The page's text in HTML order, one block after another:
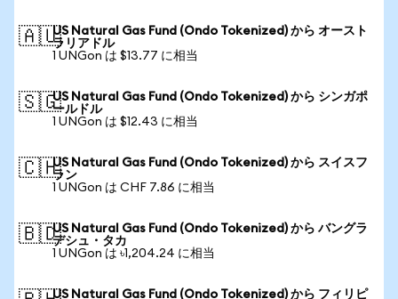
🇦🇺US Natural Gas Fund (Ondo Tokenized) から オースト
ラリアドル
1 UNGon は $13.77 に相当
🇸🇬US Natural Gas Fund (Ondo Tokenized) から シンガポ
ールドル
1 UNGon は $12.43 に相当
🇨🇭US Natural Gas Fund (Ondo Tokenized) から スイスフ
ラン
1 UNGon は CHF 7.86 に相当
🇧🇩US Natural Gas Fund (Ondo Tokenized) から バングラ
デシュ・タカ
1 UNGon は ৳1,204.24 に相当
US Natural Gas Fund (Ondo Tokenized) から フィリピ